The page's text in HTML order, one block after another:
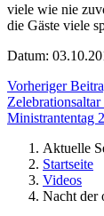
viele wie nie
die Gäste viele
Datum:
Vorheriger
Zelebrationsaltar
Ministrantentag
Aktuelle
Startseite
Videos
Nacht der